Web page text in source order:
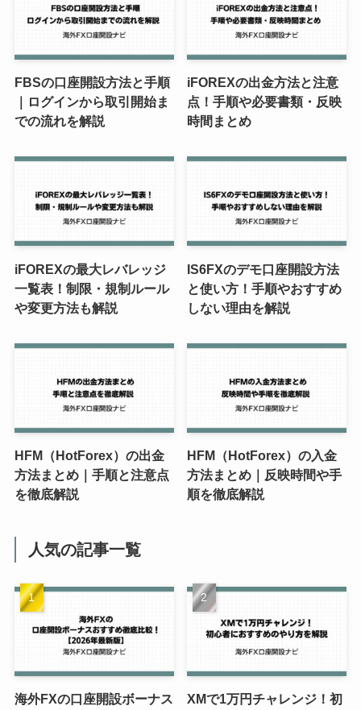
FBSの口座開設方法と手順
｜ログインから取引開始ま
での流れを解説
iFOREXの出金方法と注意
点！手順や必要書類・反映
時間まとめ
iFOREXの最大レバレッジ
一覧表！制限・規制ルール
や変更方法も解説
IS6FXのデモ口座開設方法
と使い方！手順やおすすめ
しない理由を解説
HFM（HotForex）の出金
方法まとめ｜手順と注意点
を徹底解説
HFM（HotForex）の入金
方法まとめ｜反映時間や手
順を徹底解説
人気の記事一覧
海外FXの口座開設ボーナス
XMで1万円チャレンジ！初